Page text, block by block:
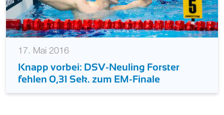
17. Mai 2016
Knapp vorbei: DSV-Neuling Forster
fehlen 0,31 Sek. zum EM-Finale